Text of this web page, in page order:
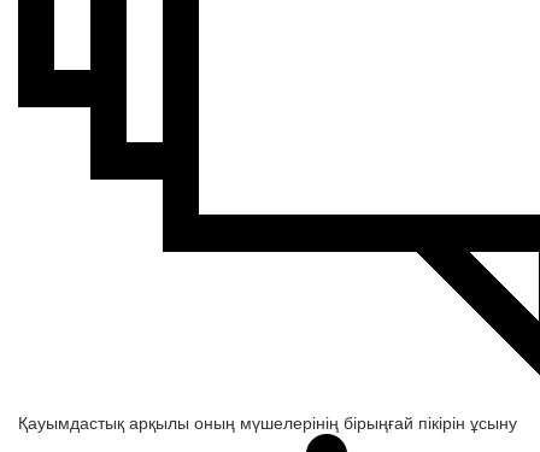
Қауымдастық арқылы оның мүшелерінің бірыңғай пікірін ұсыну